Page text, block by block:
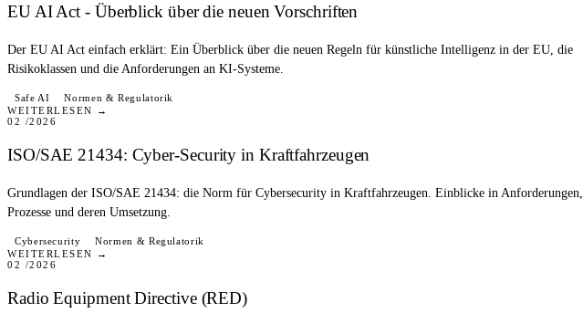
EU AI Act - Überblick über die neuen Vorschriften
Der EU AI Act einfach erklärt: Ein Überblick über die neuen Regeln für künstliche Intelligenz in der EU, die
Risikoklassen und die Anforderungen an KI-Systeme.
Safe AI Normen & Regulatorik
WEITERLESEN →
BLOG
02 /2026
ISO/SAE 21434: Cyber-Security in Kraftfahrzeugen
Grundlagen der ISO/SAE 21434: die Norm für Cybersecurity in Kraftfahrzeugen. Einblicke in Anforderungen,
Prozesse und deren Umsetzung.
Cybersecurity Normen & Regulatorik
WEITERLESEN →
BLOG
02 /2026
Radio Equipment Directive (RED)